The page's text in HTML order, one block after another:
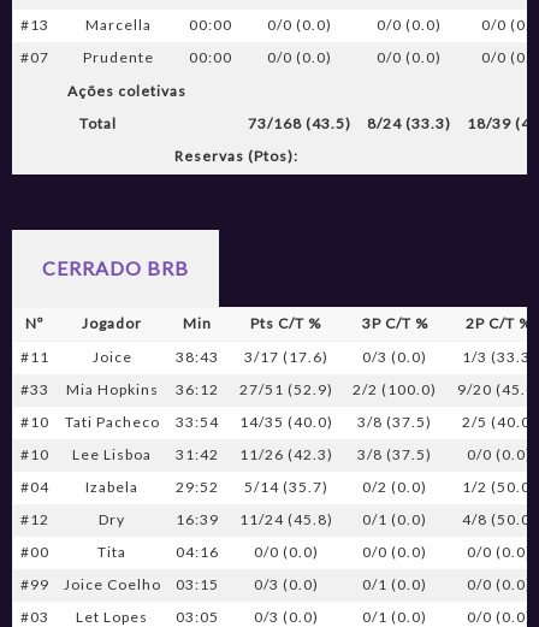
#13
Marcella 00:00 0/0 (0.0) 0/0 (0.0)
0/0
#07
Prudente 00:00 0/0 (0.0) 0/0 (0.0)
0/0
Ações coletivas
Total
73/168 (43.5) 8/24 (33.3)
18/39
Reservas (Ptos):
CERRADO BRB
Nº Jogador Min Pts C/T % 3P C/T %
2P C/T %
#11
Joice 38:43 3/17 (17.6) 0/3 (0.0)
1/3 (33.3)
#33
Mia Hopkins 36:12 27/51 (52.9) 2/2 (100.0)
9/20
#10
Tati Pacheco 33:54 14/35 (40.0) 3/8 (37.5)
2/5 (40.0)
#10
Lee Lisboa 31:42 11/26 (42.3) 3/8 (37.5)
0/0 (0.0)
#04
Izabela 29:52 5/14 (35.7) 0/2 (0.0)
1/2 (50.0)
#12
Dry 16:39 11/24 (45.8) 0/1 (0.0)
4/8 (50.0)
#00
Tita 04:16 0/0 (0.0) 0/0 (0.0)
0/0 (0.0)
#99
Joice Coelho 03:15 0/3 (0.0) 0/1 (0.0)
0/0 (0.0)
#03
Let Lopes 03:05 0/3 (0.0) 0/1 (0.0)
0/0 (0.0)